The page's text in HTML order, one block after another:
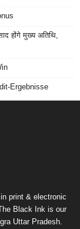
होंगे मुख्य अतिथि,
Ergebnisse
print & electronic
Black Ink is our
Uttar Pradesh.